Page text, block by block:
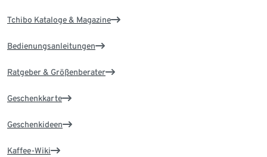
Tchibo Kataloge & Magazine
Bedienungsanleitungen
Ratgeber & Größenberater
Geschenkkarte
Geschenkideen
Kaffee-Wiki